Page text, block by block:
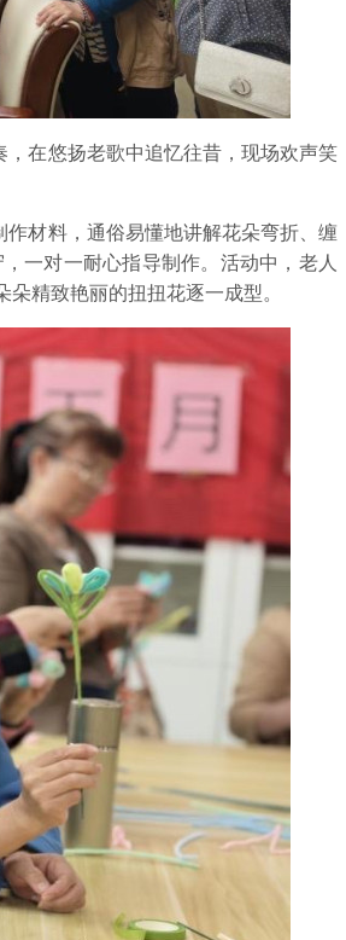
在悠扬老歌中追忆往昔，现场欢声笑
材料，通俗易懂地讲解花朵弯折、缠
一对一耐心指导制作。活动中，老人
精致艳丽的扭扭花逐一成型。